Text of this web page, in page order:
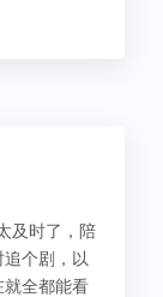
及时了，陪
个剧，以
全都能看